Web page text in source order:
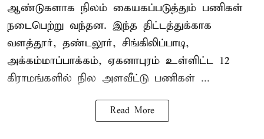
ஆண்டுகளாக நிலம் கையகப்படுத்தும் பணிகள்
நடைபெற்று வந்தன. இந்த திட்டத்துக்காக
வளத்தூர், தண்டலூர், சிங்கிலிப்பாடி,
அக்கம்மாப்பாக்கம், ஏகனாபுரம் உள்ளிட்ட 12
கிராமங்களில் நில அளவீட்டு பணிகள் ...
Read More